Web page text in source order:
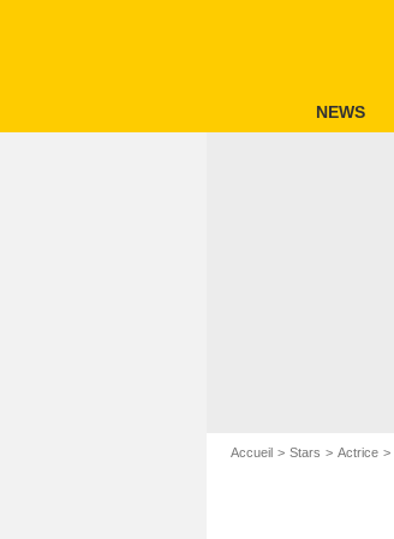
NEWS
Accueil Stars Actrice